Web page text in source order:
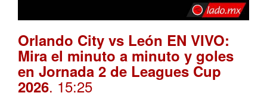
Orlando City vs León EN VIVO:
Mira el minuto a minuto y goles
en Jornada 2 de Leagues Cup
2026. 15:25